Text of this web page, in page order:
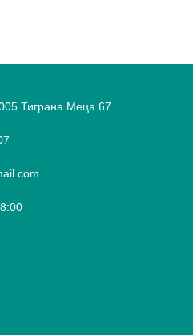
Тиграна Меца 67